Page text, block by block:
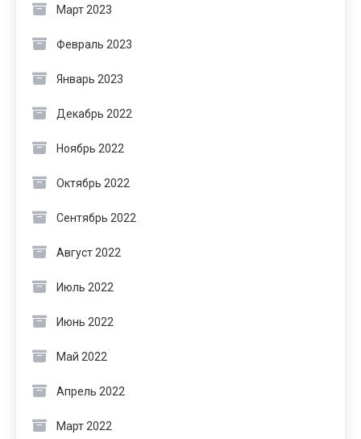
Март 2023
Февраль 2023
Январь 2023
Декабрь 2022
Ноябрь 2022
Октябрь 2022
Сентябрь 2022
Август 2022
Июль 2022
Июнь 2022
Май 2022
Апрель 2022
Март 2022